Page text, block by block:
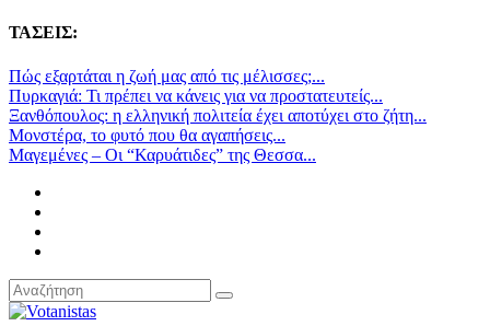
ΤΑΣΕΙΣ:
Πώς εξαρτάται η ζωή μας από τις μέλισσες;...
Πυρκαγιά: Τι πρέπει να κάνεις για να προστατευτείς...
Ξανθόπουλος: η ελληνική πολιτεία έχει αποτύχει στο ζήτη...
Μονστέρα, το φυτό που θα αγαπήσεις...
Μαγεμένες – Οι “Καρυάτιδες” της Θεσσα...